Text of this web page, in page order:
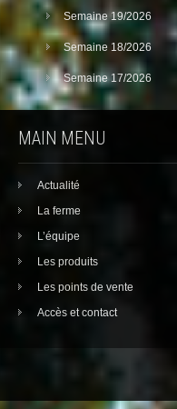
Semaine 19/2026
Semaine 18/2026
Semaine 17/2026
MAIN MENU
Actualité
La ferme
L’équipe
Les produits
Les points de vente
Accès et contact